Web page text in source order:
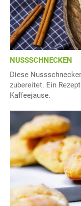
NUSSSCHNECKEN
Diese
zubereitet. Ein
Kaffeejause.